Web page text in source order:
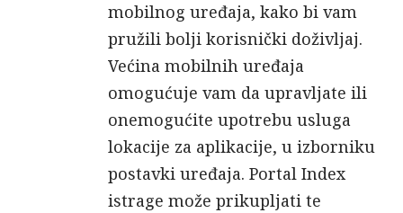
mobilnog uređaja, kako bi vam
pružili bolji korisnički doživljaj.
Većina mobilnih uređaja
omogućuje vam da upravljate ili
onemogućite upotrebu usluga
lokacije za aplikacije, u izborniku
postavki uređaja. Portal Index
istrage može prikupljati te